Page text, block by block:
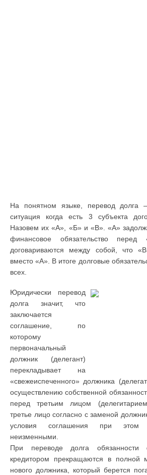
На понятном языке, перевод долга
ситуация когда есть 3 субъекта
Назовем их «А», «Б» и «В». «А»
финансовое обязательство
договариваются между собой, что
вместо «А». В итоге долговые
всех.
Юридически перевод
долга значит, что
заключается
соглашение, по
которому
первоначальный
должник (делегант)
перекладывает на
«свежеиспеченного» должника
осуществлению собственной
перед третьим лицом
третье лицо согласно с заменой
условия соглашения при этом
неизменными.
При переводе долга обязанности
кредитором прекращаются в полной
нового должника, который берется